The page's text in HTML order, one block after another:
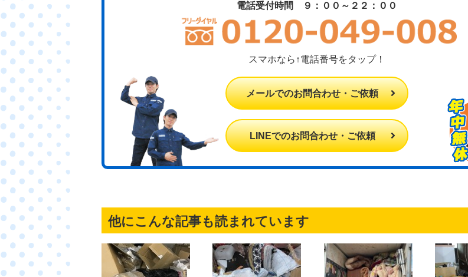
電話受付時間 ９：００～２２：００
スマホなら↑電話番号をタップ！
メールでのお問合わせ・ご依頼
LINEでのお問合わせ・ご依頼
他にこんな記事も読まれています